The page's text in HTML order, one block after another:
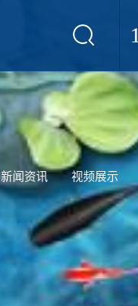
新闻资讯 视频展示